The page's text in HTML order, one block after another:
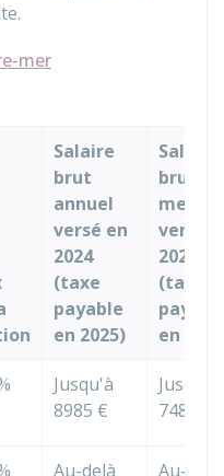
mer
Salaire
brut
annuel
versé en
2024
(taxe
payable
en 2025)
Salaire
brut
versé
2024
(taxe
en
Jusqu'à
8985 €
Jusqu'à
748 €
Au-delà Au-delà